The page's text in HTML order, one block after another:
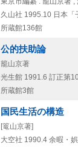
久山社 1995.10 日本「
所蔵館136館
公的扶助論
籠山京著
光生館 1991.6 訂正第
所蔵館3館
国民生活の構造
[篭山京著]
大空社 1990.4 余暇・